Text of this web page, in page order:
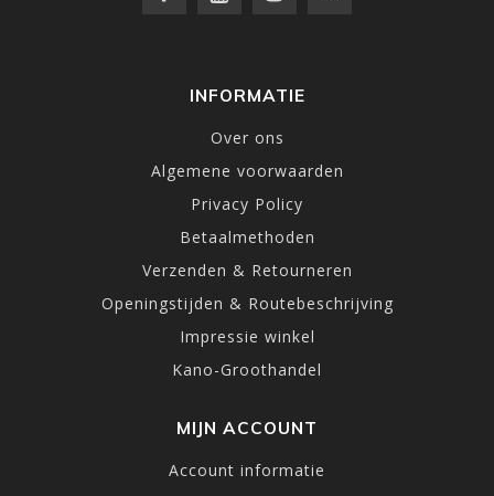
INFORMATIE
Over ons
Algemene voorwaarden
Privacy Policy
Betaalmethoden
Verzenden & Retourneren
Openingstijden & Routebeschrijving
Impressie winkel
Kano-Groothandel
MIJN ACCOUNT
Account informatie